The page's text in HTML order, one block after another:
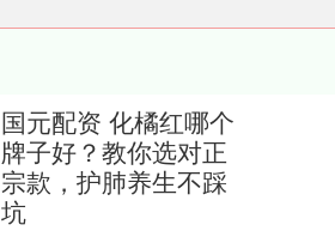
国元配资 化橘红哪个
牌子好？教你选对正
宗款，护肺养生不踩
坑